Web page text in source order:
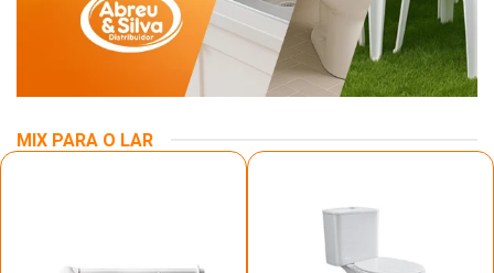
MIX PARA O LAR